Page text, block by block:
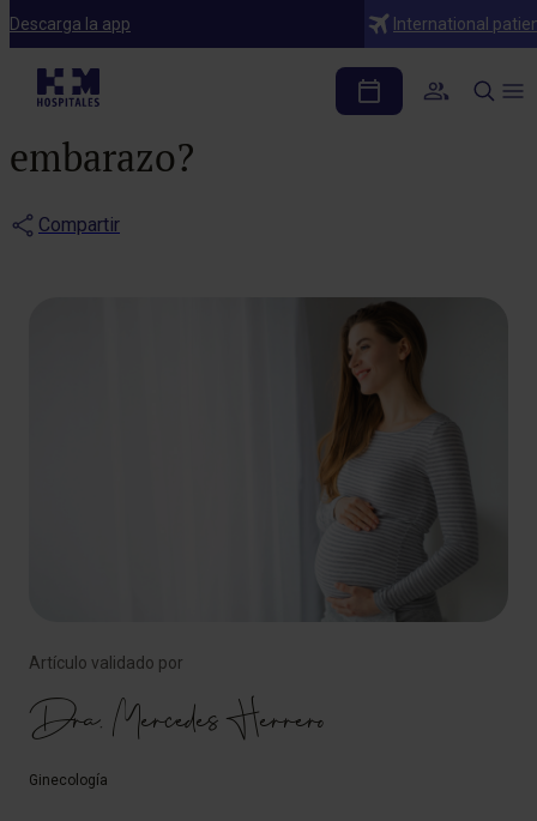
Descarga la app International
Blog
¿Cuáles suelen ser los
primeros síntomas de
embarazo?
Compartir
Artículo validado por
Dra. Mercedes Herrero
Ginecología